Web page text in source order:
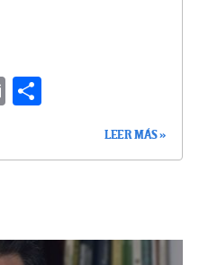
E
tir
LEER MÁS »